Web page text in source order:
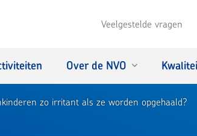
Veelgestelde vragen
Over de NVO
zo irritant als ze worden opgehaald?